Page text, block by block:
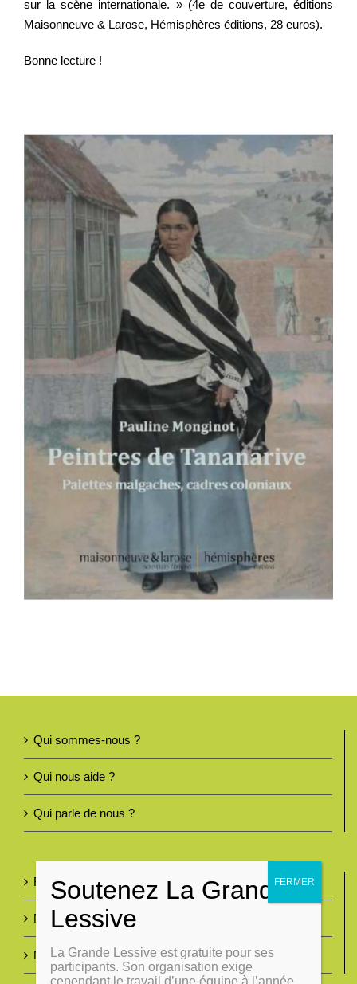
sur la scène internationale. » (4e de couverture, éditions
Maisonneuve & Larose, Hémisphères éditions, 28 euros).
Bonne lecture !
Qui sommes-nous ?
Qui nous aide ?
Qui parle de nous ?
Foire aux questions
Nous contacter
Mentions légales
La Grande Lessive est gratuite pour ses
participants. Son organisation exige
cependant le travail d’une équipe à l’année